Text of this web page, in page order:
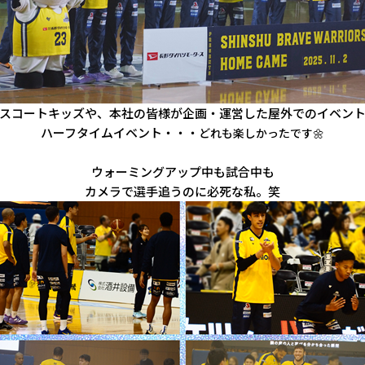
コートキッズや、本社の皆様が企画・運営した屋外でのイベン
ハーフタイムイベント・・・ どれも楽しかったです🌼
ウォーミングアップ中も試合中も
カメラで選手追うのに必死な私。笑